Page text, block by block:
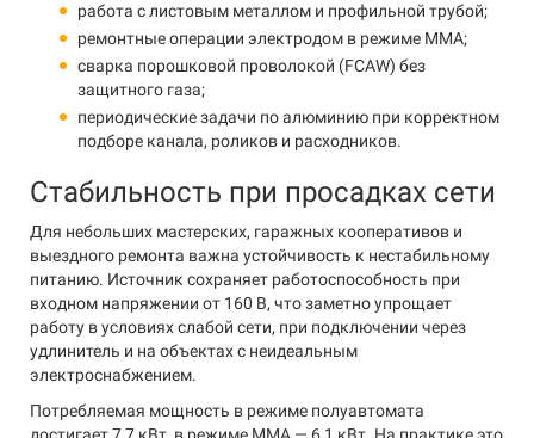
работа с листовым металлом и профильной трубой;
ремонтные операции электродом в режиме MMA;
сварка порошковой проволокой (FCAW) без
защитного газа;
периодические задачи по алюминию при корректном
подборе канала, роликов и расходников.
Стабильность при просадках сети
Для небольших мастерских, гаражных кооперативов и
выездного ремонта важна устойчивость к нестабильному
питанию. Источник сохраняет работоспособность при
входном напряжении от 160 В, что заметно упрощает
работу в условиях слабой сети, при подключении через
удлинитель и на объектах с неидеальным
электроснабжением.
Потребляемая мощность в режиме полуавтомата